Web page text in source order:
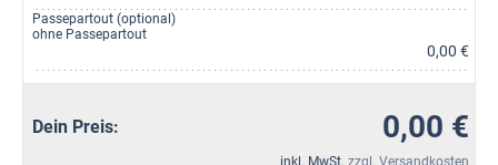
Passepartout (optional)
ohne Passepartout
0,00 €
Dein Preis: 0,00 €
inkl. MwSt. zzgl. Versandkosten